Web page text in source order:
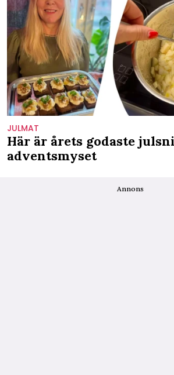
JULMAT
Här är årets godaste
adventsmyset
Annons